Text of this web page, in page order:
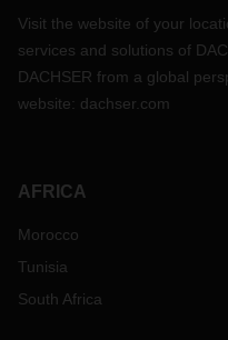
Visit the website of your
services and solutions of
DACHSER from a global
website: dachser.com
AFRICA
Morocco
Tunisia
South Africa